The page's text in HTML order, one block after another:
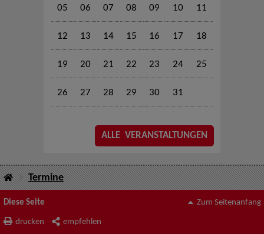
05 06 07 08 09 10 11
12 13 14 15 16 17 18
19 20 21 22 23 24 25
26 27 28 29 30 31
ALLE VERANSTALTUNGEN
Termine
Diese Seite
drucken empfehlen
Zum Seitenanfang